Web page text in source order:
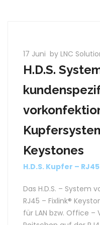
17 Juni by LNC
H.D.S.
Keystones
H.D.S. Kupfer –
Das H.D.S. – System
RJ45 – Fixlink®
für LAN bzw. Office –